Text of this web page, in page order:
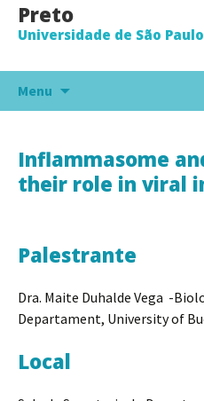
Preto
Universidade de São Paulo
Menu
Inflammasome
their role in viral
Palestrante
Dra. Maite Duhalde Vega -
Departament, University of
Local